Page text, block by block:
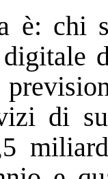
è: chi
di